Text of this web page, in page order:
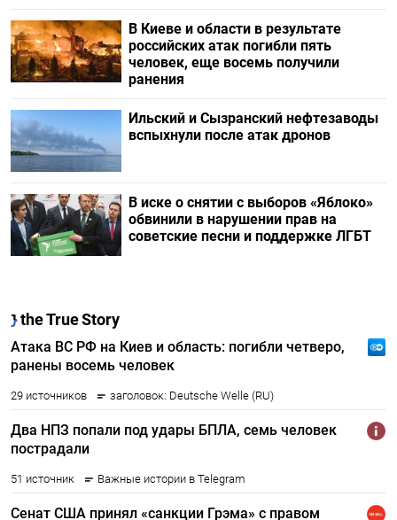
В Киеве и области в результате
российских атак погибли пять
человек, еще восемь получили
ранения
Ильский и Сызранский нефтезаводы
вспыхнули после атак дронов
В иске о снятии с выборов «Яблоко»
обвинили в нарушении прав на
советские песни и поддержке ЛГБТ